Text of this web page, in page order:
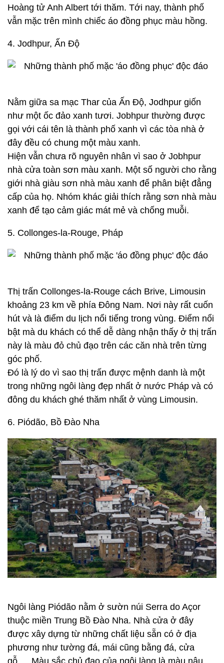
Hoàng tử Anh Albert tới thăm. Tới nay, thành phố
vẫn mặc trên mình chiếc áo đồng phục màu hồng.
4. Jodhpur, Ấn Độ
Nằm giữa sa mạc Thar của Ấn Độ, Jodhpur giốn
như một ốc đảo xanh tươi. Jobhpur thường được
gọi với cái tên là thành phố xanh vì các tòa nhà ở
đây đều có chung một màu xanh.
Hiện vẫn chưa rõ nguyên nhân vì sao ở Jobhpur
nhà cửa toàn sơn màu xanh. Một số người cho rằng
giới nhà giàu sơn nhà màu xanh để phân biệt đẳng
cấp của họ. Nhóm khác giải thích rằng sơn nhà màu
xanh để tạo cảm giác mát mẻ và chống muỗi.
5. Collonges-la-Rouge, Pháp
Thị trấn Collonges-la-Rouge cách Brive, Limousin
khoảng 23 km về phía Đông Nam. Nơi này rất cuốn
hút và là điểm du lịch nổi tiếng trong vùng. Điểm nổi
bật mà du khách có thể dễ dàng nhận thấy ở thị trấn
này là màu đỏ chủ đạo trên các căn nhà trên từng
góc phố.
Đó là lý do vì sao thị trấn được mệnh danh là một
trong những ngôi làng đẹp nhất ở nước Pháp và có
đông du khách ghé thăm nhất ở vùng Limousin.
6. Piódão, Bồ Đào Nha
Ngôi làng Piódão nằm ở sườn núi Serra do Açor
thuộc miền Trung Bồ Đào Nha. Nhà cửa ở đây
được xây dựng từ những chất liệu sẵn có ở địa
phương như tường đá, mái cũng bằng đá, cửa